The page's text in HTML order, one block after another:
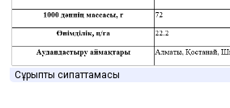
Сұрыптың сипаттамасы